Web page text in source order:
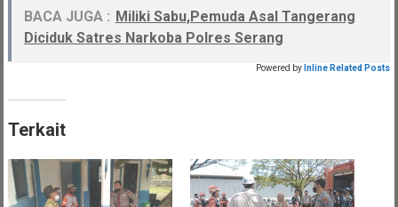
BACA JUGA : Miliki Sabu,Pemuda Asal Tangerang
Diciduk Satres Narkoba Polres Serang
Powered by Inline Related Posts
Terkait